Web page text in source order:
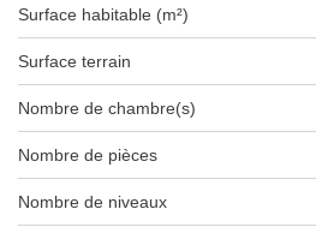
Surface habitable (m²)
surface terrain
Nombre de chambre(s)
Nombre de pièces
Nombre de niveaux